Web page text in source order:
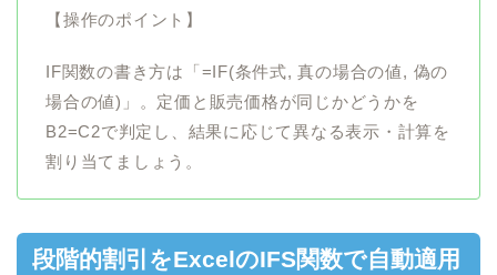
【操作のポイント】
IF関数の書き方は「=IF(条件式, 真の場合の値, 偽の
場合の値)」。定価と販売価格が同じかどうかを
B2=C2で判定し、結果に応じて異なる表示・計算を
割り当てましょう。
段階的割引をExcelのIFS関数で自動適用